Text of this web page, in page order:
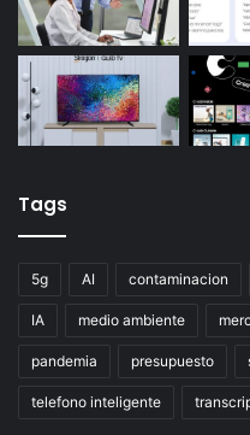
Tags
5g AI contaminacion
IA medio ambiente
pandemia presupuesto
telefono inteligente